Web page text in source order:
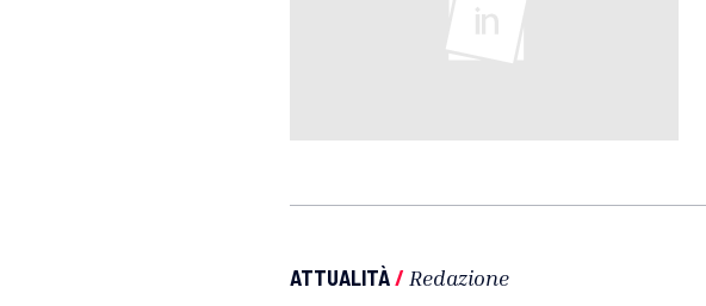
ATTUALITÀ/ Redazione